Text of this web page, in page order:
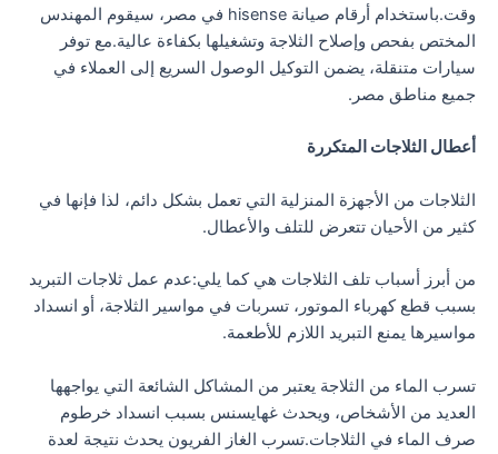
وقت.باستخدام أرقام صيانة hisense في مصر، سيقوم المهندس
المختص بفحص وإصلاح الثلاجة وتشغيلها بكفاءة عالية.مع توفر
سيارات متنقلة، يضمن التوكيل الوصول السريع إلى العملاء في
جميع مناطق مصر.
أعطال الثلاجات المتكررة
الثلاجات من الأجهزة المنزلية التي تعمل بشكل دائم، لذا فإنها في
كثير من الأحيان تتعرض للتلف والأعطال.
من أبرز أسباب تلف الثلاجات هي كما يلي:عدم عمل ثلاجات التبريد
بسبب قطع كهرباء الموتور، تسربات في مواسير الثلاجة، أو انسداد
مواسيرها يمنع التبريد اللازم للأطعمة.
تسرب الماء من الثلاجة يعتبر من المشاكل الشائعة التي يواجهها
العديد من الأشخاص، ويحدث غهايسنس بسبب انسداد خرطوم
صرف الماء في الثلاجات.تسرب الغاز الفريون يحدث نتيجة لعدة